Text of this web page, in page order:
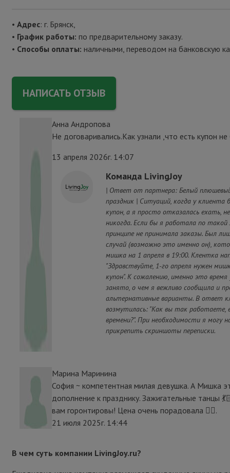
• Адрес: г. Брянск,
• График работы: по предварительному заказу.
• Способы оплаты: наличными, переводом на банковскую
НАПИСАТЬ ОТЗЫВ
Анна Андропова
Не договаривались.Как узнали ,что есть купон
13 апреля 2026г. 14:07
Команда LivingJoy
| Ответ от партнера: Белый
праздник | Ситуаций, когда у клиента
купон, а я просто отказалась ехать,
никогда. Если бы я работала по такой
принципе не принимала заказы. Был
случай (возможно это именно он),
мишка на 1 апреля в 19:00. Клентка
"Здравствуйте, 1-го апреля нужен
купон". К сожалению, именно это
занято, о чем я вежливо сообщила и
альтернативные варианты. В ответ
возмутилась: "Как вы так работаете,
времени?". При необходимости я могу
прикрепить скриншоты переписки.
Марина Маринина
София ~ компетентная милая девушка. А Мишка
дополнение к празднику. Зажигательные танцы
вам горонтировы! Цена очень порадовала 👍🏻.
21 июля 2025г. 14:44
В чем суть компании LivingJoy.ru?